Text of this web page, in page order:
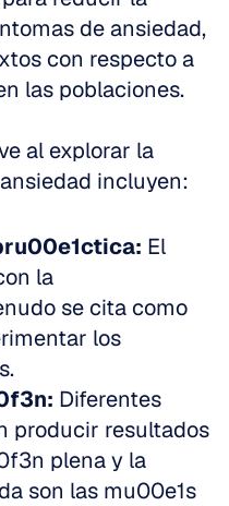
de ansiedad,
con respecto a
las poblaciones.
al explorar la
incluyen:
El
la
se cita como
los
Diferentes
producir resultados
plena y la
son las mu00e1s